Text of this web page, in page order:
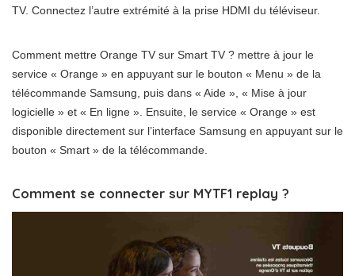
TV. Connectez l’autre extrémité à la prise HDMI du téléviseur.
Comment mettre Orange TV sur Smart TV ? mettre à jour le
service « Orange » en appuyant sur le bouton « Menu » de la
télécommande Samsung, puis dans « Aide », « Mise à jour
logicielle » et « En ligne ». Ensuite, le service « Orange » est
disponible directement sur l’interface Samsung en appuyant sur le
bouton « Smart » de la télécommande.
Comment se connecter sur MYTF1 replay ?